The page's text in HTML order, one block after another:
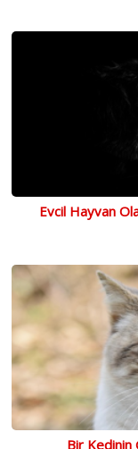
Evcil Hayvan
Bir Kedinin